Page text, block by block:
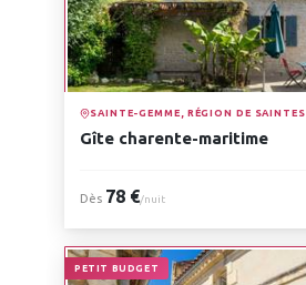
SAINTE-GEMME, RÉGION DE SAINTES
Gîte charente-maritime
Dès 78 €/nuit
PETIT BUDGET